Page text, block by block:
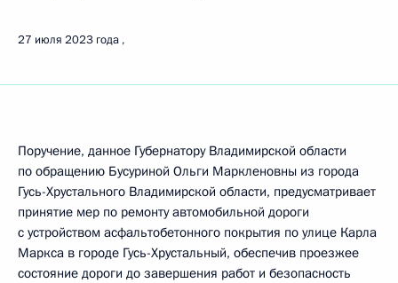
27 июля 2023 года
Поручение, данное Губернатору Владимирской области
по обращению Бусуриной Ольги Маркленовны из города
Гусь-Хрустального Владимирской области, предусматривает
принятие мер по ремонту автомобильной дороги
с устройством асфальтобетонного покрытия по улице Карла
Маркса в городе Гусь-Хрустальный, обеспечив проезжее
состояние дороги до завершения работ и безопасность